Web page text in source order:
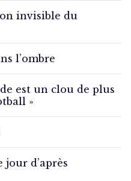
invisible du
l’ombre
est un clou de plus
»
d’après